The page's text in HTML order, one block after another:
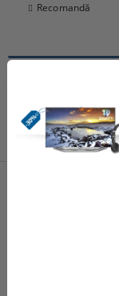
Recomandă